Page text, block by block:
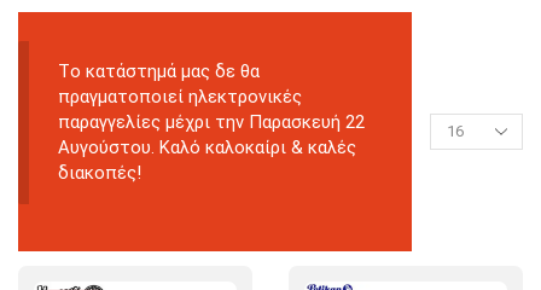
Tο κατάστημά μας δε θα
πραγματοποιεί ηλεκτρονικές
παραγγελίες μέχρι την Παρασκευή 22
Αυγούστου. Καλό καλοκαίρι & καλές
διακοπές!